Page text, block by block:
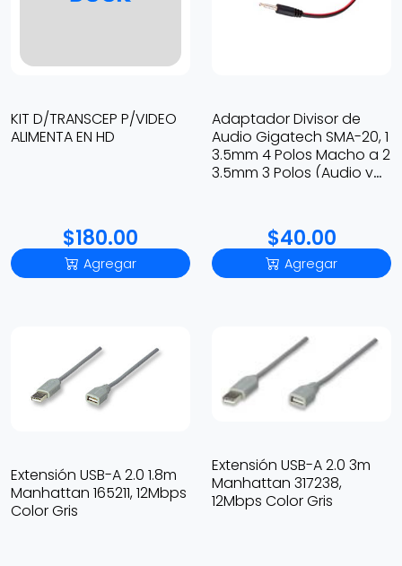
KIT D/TRANSCEP P/VIDEO
ALIMENTA EN HD
$180.00
Agregar
Adaptador Divisor de
Audio Gigatech SMA-20, 1
3.5mm 4 Polos Macho a 2
3.5mm 3 Polos (Audio y
$40.00
Agregar
Extensión USB-A 2.0 1.8m
Manhattan 165211, 12Mbps
Color Gris
Extensión USB-A 2.0 3m
Manhattan 317238,
12Mbps Color Gris